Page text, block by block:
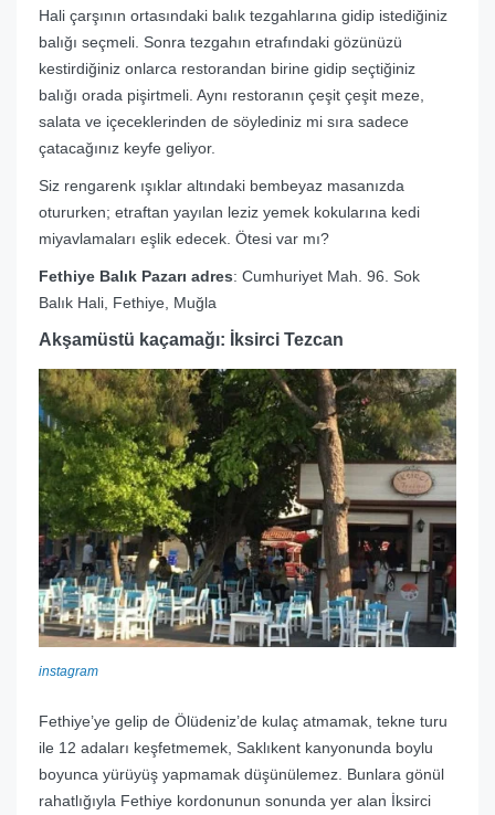
Hali çarşının ortasındaki balık tezgahlarına gidip istediğiniz
balığı seçmeli. Sonra tezgahın etrafındaki gözünüzü
kestirdiğiniz onlarca restorandan birine gidip seçtiğiniz
balığı orada pişirtmeli. Aynı restoranın çeşit çeşit meze,
salata ve içeceklerinden de söylediniz mi sıra sadece
çatacağınız keyfe geliyor.
Siz rengarenk ışıklar altındaki bembeyaz masanızda
otururken; etraftan yayılan leziz yemek kokularına kedi
miyavlamaları eşlik edecek. Ötesi var mı?
Fethiye Balık Pazarı adres: Cumhuriyet Mah. 96. Sok
Balık Hali, Fethiye, Muğla
Akşamüstü kaçamağı: İksirci Tezcan
instagram
Fethiye’ye gelip de Ölüdeniz’de kulaç atmamak, tekne turu
ile 12 adaları keşfetmemek, Saklıkent kanyonunda boylu
boyunca yürüyüş yapmamak düşünülemez. Bunlara gönül
rahatlığıyla Fethiye kordonunun sonunda yer alan İksirci